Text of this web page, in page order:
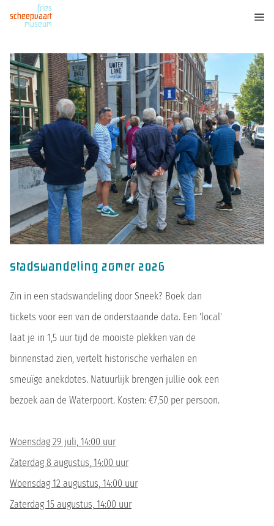
fries
scheepvaart
museum
stadswandeling zomer 2026
Zin in een stadswandeling door Sneek? Boek dan
tickets voor een van de onderstaande data. Een 'local'
laat je in 1,5 uur tijd de mooiste plekken van de
binnenstad zien, vertelt historische verhalen en
smeuïge anekdotes. Natuurlijk brengen jullie ook een
bezoek aan de Waterpoort. Kosten: €7,50 per persoon.
Woensdag 29 juli, 14:00 uur
Zaterdag 8 augustus, 14:00 uur
Woensdag 12 augustus, 14:00 uur
Zaterdag 15 augustus, 14:00 uur